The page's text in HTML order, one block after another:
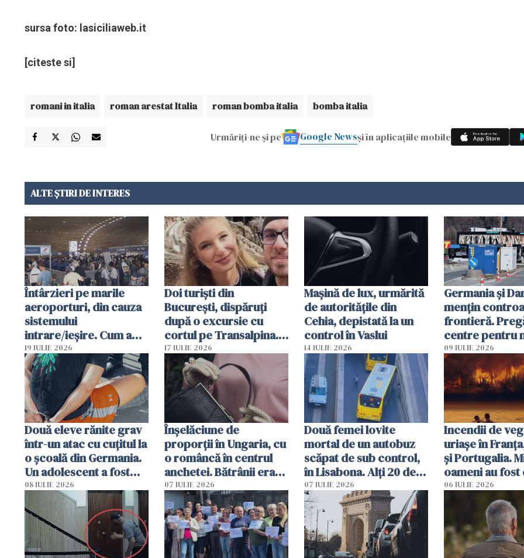
sursa foto: lasiciliaweb.it
[citeste si]
romani in italia roman arestat Italia roman bomba italia bomba italia
Urmăriți-ne și pe Google Newsși în aplicațiile mobile
ALTE ȘTIRI DE INTERES
Întârzieri pe marile
aeroporturi, din cauza
sistemului
intrare/ieșire. Cum a
ajuns o femeie să fie
arestată în Cluj-Napoca
19 IULIE 2026
Doi turiști din
București, dispăruți
după o excursie cu
cortul pe Transalpina.
Poliția și familia îi caută
17 IULIE 2026
Mașină de lux, urmărită
de autoritățile din
Cehia, depistată la un
control în Vaslui
14 IULIE 2026
Germania și
mențin
frontieră.
centre pentru
respinși din UE
09 IULIE 2026
Două eleve rănite grav
într-un atac cu cuțitul la
o școală din Germania.
Un adolescent a fost
arestat
08 IULIE 2026
Înșelăciune de
proporții în Ungaria, cu
o româncă în centrul
anchetei. Bătrânii erau
puși să lase la poartă
genți cu aur și bani
07 IULIE 2026
Două femei lovite
mortal de un autobuz
scăpat de sub control,
în Lisabona. Alți 20 de
oameni sunt răniți
07 IULIE 2026
Incendii de
uriașe în
și Portugalia.
oameni au
06 IULIE 2026